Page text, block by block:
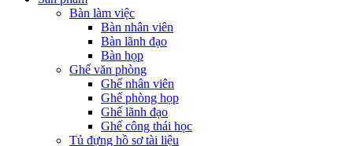
Bàn làm việc
Bàn nhân viên
Bàn lãnh đạo
Bàn họp
Ghế văn phòng
Ghế nhân viên
Ghế phòng họp
Ghế lãnh đạo
Ghế công thái học
Tủ đựng hồ sơ tài liệu